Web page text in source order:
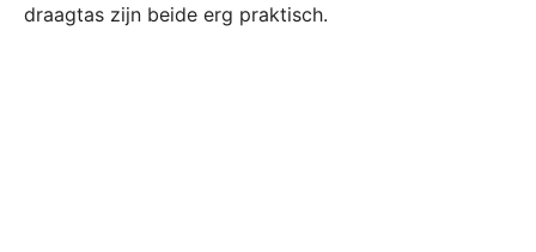
draagtas zijn beide erg praktisch.